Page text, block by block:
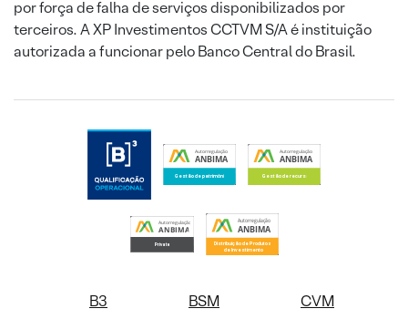
por força de falha de serviços disponibilizados por
terceiros. A XP Investimentos CCTVM S/A é instituição
autorizada a funcionar pelo Banco Central do Brasil.
B3 BSM CVM